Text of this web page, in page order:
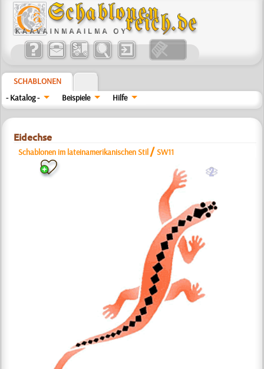
SCHABLONEN
- Katalog -
Beispiele Hilfe
Eidechse
Schablonen im lateinamerikanischen Stil /SW11
b